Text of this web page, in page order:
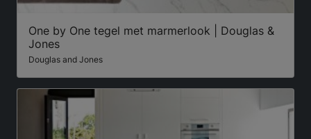
One by One tegel met marmerlook | Douglas &
Jones
Douglas and Jones